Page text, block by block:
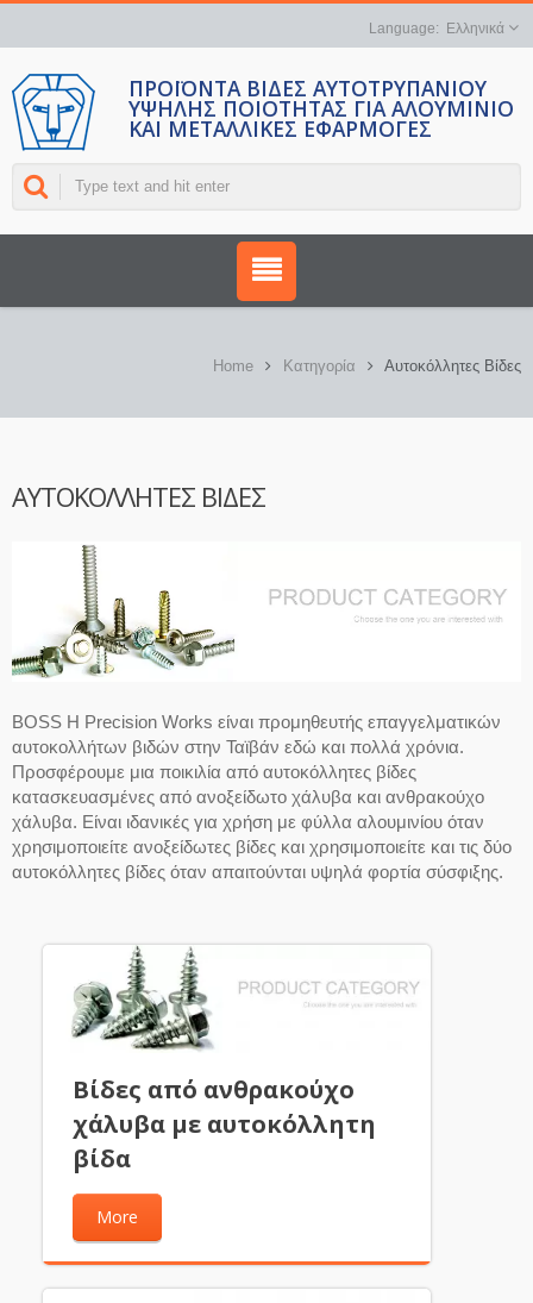
Ελληνικά
ΠΡΟΪΌΝΤΑ ΒΊΔΕΣ ΑΥΤΟΤΡΥΠΑΝΙΟΎ
ΥΨΗΛΉΣ ΠΟΙΌΤΗΤΑΣ ΓΙΑ ΑΛΟΥΜΊΝΙΟ
ΚΑΙ ΜΕΤΑΛΛΙΚΈΣ ΕΦΑΡΜΟΓΈΣ
Home Κατηγορία Αυτοκόλλητες Βίδες
ΑΥΤΟΚΌΛΛΗΤΕΣ ΒΊΔΕΣ
BOSS Η Precision Works είναι προμηθευτής επαγγελματικών
αυτοκολλήτων βιδών στην Ταϊβάν εδώ και πολλά χρόνια.
Προσφέρουμε μια ποικιλία από αυτοκόλλητες βίδες
κατασκευασμένες από ανοξείδωτο χάλυβα και ανθρακούχο
χάλυβα. Είναι ιδανικές για χρήση με φύλλα αλουμινίου όταν
χρησιμοποιείτε ανοξείδωτες βίδες και χρησιμοποιείτε και τις δύο
αυτοκόλλητες βίδες όταν απαιτούνται υψηλά φορτία σύσφιξης.
Βίδες από ανθρακούχο
χάλυβα με αυτοκόλλητη
βίδα
More